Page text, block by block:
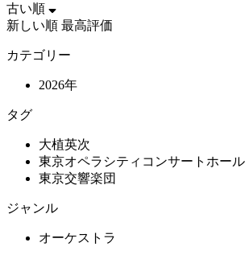
古い順
新しい順 最高評価
カテゴリー
2026年
タグ
大植英次
東京オペラシティコンサートホール
東京交響楽団
ジャンル
オーケストラ